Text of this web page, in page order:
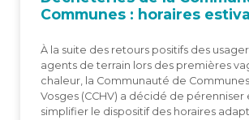
Com­munes : horaires
À la suite des retours positifs des
agents de terrain lors des premières
chaleur, la Communauté de
Vosges (CCHV) a décidé de pérenniser
simplifier le dispositif des horaires